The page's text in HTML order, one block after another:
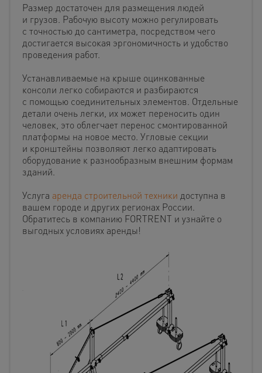
Размер достаточен для размещения людей
и грузов. Рабочую высоту можно регулировать
с точностью до сантиметра, посредством чего
достигается высокая эргономичность и удобство
проведения работ.
Устанавливаемые на крыше оцинкованные
консоли легко собираются и разбираются
с помощью соединительных элементов. Отдельные
детали очень легки, их может переносить один
человек, это облегчает перенос смонтированной
платформы на новое место. Угловые секции
и кронштейны позволяют легко адаптировать
оборудование к разнообразным внешним формам
зданий.
Услуга аренда строительной техники доступна в
вашем городе и других регионах России.
Обратитесь в компанию FORTRENT и узнайте о
выгодных условиях аренды!